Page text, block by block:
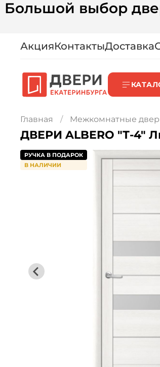
Большой выбор
АкцияКонтактыДоставка
Главная Межкомнатные
ДВЕРИ
РУЧКА В ПОДАРОК
В НАЛИЧИИ